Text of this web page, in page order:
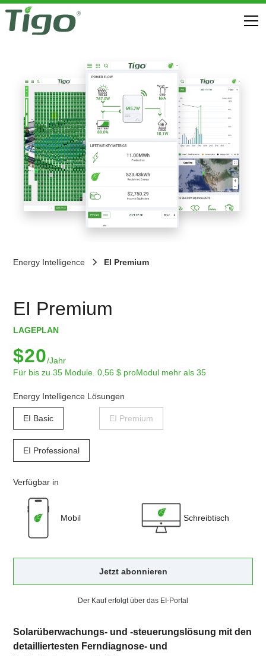
Energy Intelligence EI Premium
EI Premium
LAGEPLAN
Solarüberwachungs- und -steuerungslösung mit den
detailliertesten Ferndiagnose- und
$20/Jahr
Für bis zu 35 Module. 0,56 $ proModul mehr als 35
Energy Intelligence Lösungen
EI Basic EI Premium
EI Professional
Verfügbar in
Mobil Schreibtisch
Jetzt abonnieren
Der Kauf erfolgt über das EI-Portal